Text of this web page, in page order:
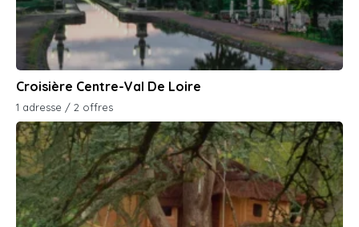
Croisière Centre-Val De Loire
1 adresse / 2 offres